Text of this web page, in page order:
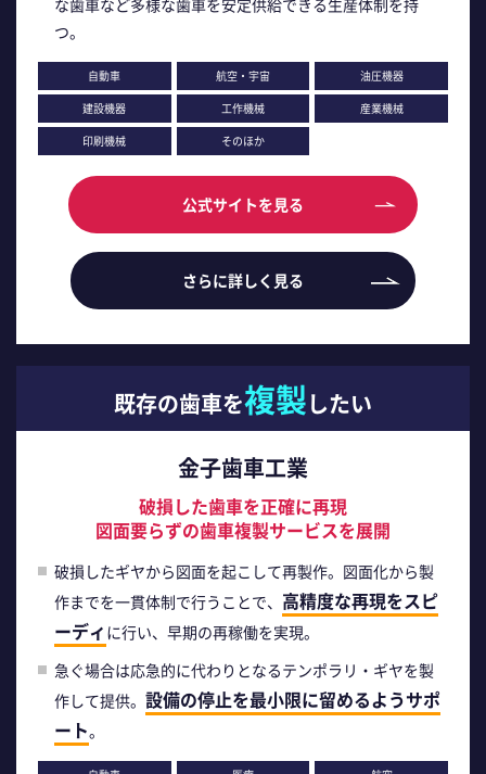
な歯車など多様な歯車を安定供給できる生産体制を持
つ。
自動車 航空・宇宙
油圧機器
建設機器
工作機械
産業機械
印刷機械
そのほか
公式サイトを見る
さらに詳しく見る
既存の歯車を複製したい
金子歯車工業
破損した歯車を正確に再現
図面要らずの歯車複製サービスを展開
破損したギヤから図面を起こして再製作。図面化から製
作までを一貫体制で行うことで、 高精度な再現をスピ
ーディ に行い、早期の再稼働を実現。
急ぐ場合は応急的に代わりとなるテンポラリ・ギヤを製
作して提供。 設備の停止を最小限に留めるようサポ
ート。